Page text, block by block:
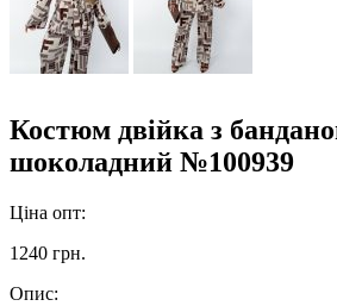
Костюм двійка з
шоколадний №100939
Ціна опт:
1240 грн.
Опис: